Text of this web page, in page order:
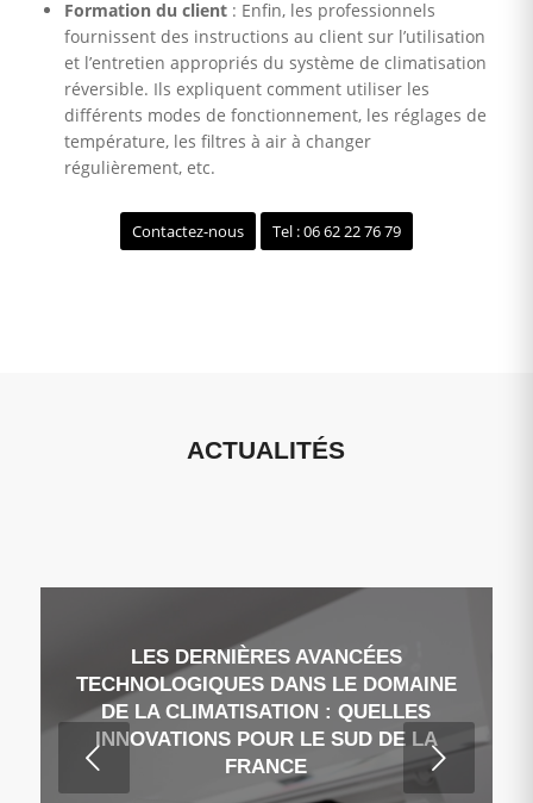
Formation du client : Enfin, les professionnels
fournissent des instructions au client sur l’utilisation
et l’entretien appropriés du système de climatisation
réversible. Ils expliquent comment utiliser les
différents modes de fonctionnement, les réglages de
température, les filtres à air à changer
régulièrement, etc.
Contactez-nous Tel : 06 62 22 76 79
ACTUALITÉS
LES DERNIÈRES AVANCÉES
TECHNOLOGIQUES DANS LE DOMAINE
DE LA CLIMATISATION : QUELLES
INNOVATIONS POUR LE SUD DE LA
FRANCE
Suivant